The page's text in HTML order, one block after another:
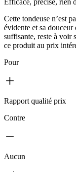
Efficace, précise, rien
Cette tondeuse n’est
évidente et sa
suffisante, reste à voir
ce produit au prix
Pour
Rapport qualité prix
Contre
Aucun